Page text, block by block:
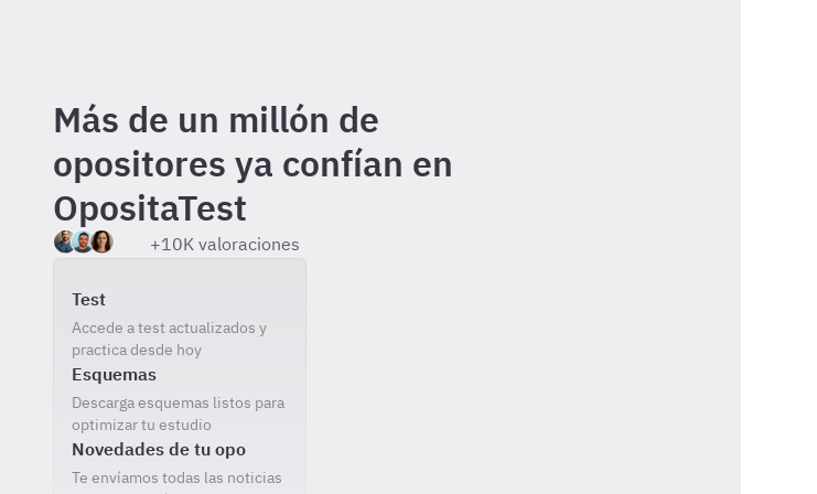
Más de un millón de
opositores ya confían en
OpositaTest
+10K valoraciones
Incluido gratis al registrarte
Test
Accede a test actualizados y
practica desde hoy
Esquemas
Descarga esquemas listos para
optimizar tu estudio
Novedades de tu opo
Te envíamos todas las noticias